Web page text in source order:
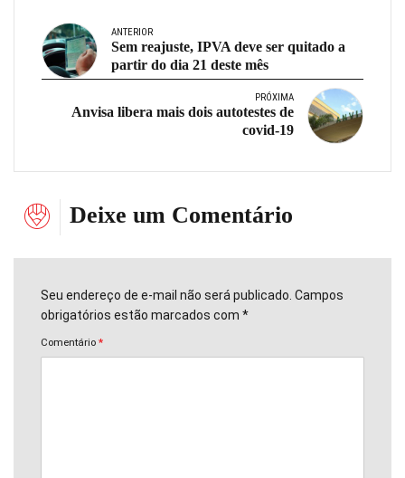
ANTERIOR
Sem reajuste, IPVA deve ser quitado a
partir do dia 21 deste mês
PRÓXIMA
Anvisa libera mais dois autotestes de
covid-19
Deixe um Comentário
Seu endereço de e-mail não será publicado. Campos
obrigatórios estão marcados com *
Comentário *